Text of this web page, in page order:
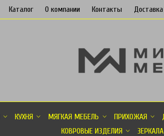
Каталог О компании Контакты Доставка
КУХНЯ МЯГКАЯ МЕБЕЛЬ ПРИХОЖАЯ
КОВРОВЫЕ ИЗДЕЛИЯ
ЗЕРКАЛА